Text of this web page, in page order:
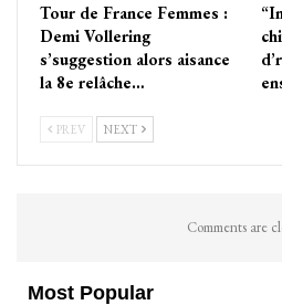
Tour de France Femmes :
Demi Vollering
s’suggestion alors aisance
la 8e relâche…
PREV NEXT
Comments are
Most Popular